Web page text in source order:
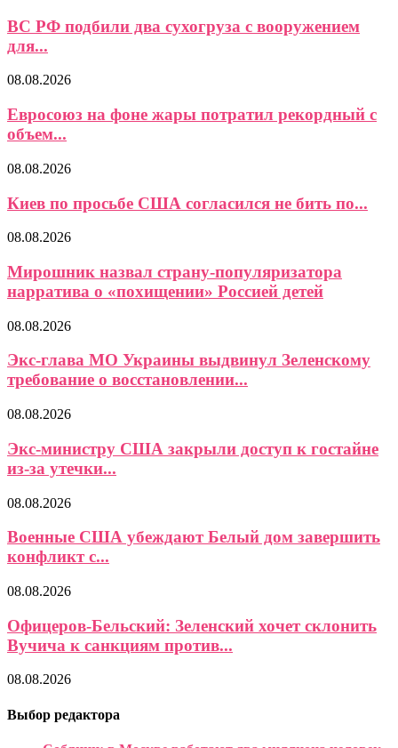
ВС РФ подбили два сухогруза с вооружением
для...
08.08.2026
Евросоюз на фоне жары потратил рекордный с
объем...
08.08.2026
Киев по просьбе США согласился не бить по...
08.08.2026
Мирошник назвал страну-популяризатора
нарратива о «похищении» Россией детей
08.08.2026
Экс-глава МО Украины выдвинул Зеленскому
требование о восстановлении...
08.08.2026
Экс-министру США закрыли доступ к гостайне
из-за утечки...
08.08.2026
Военные США убеждают Белый дом завершить
конфликт с...
08.08.2026
Офицеров-Бельский: Зеленский хочет склонить
Вучича к санкциям против...
08.08.2026
Выбор редактора